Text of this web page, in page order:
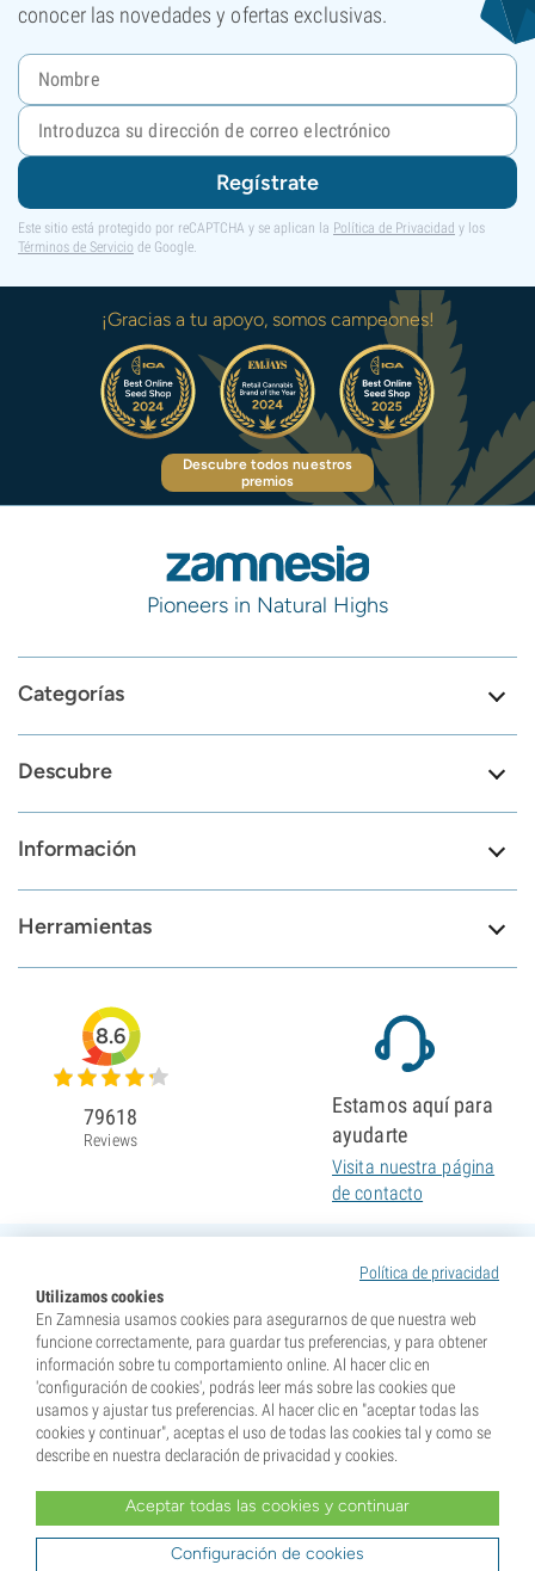
conocer las novedades y ofertas exclusivas.
Regístrate
Este sitio está protegido por reCAPTCHA y se aplican la Política de Privacidad y los
Términos de Servicio de Google.
¡Gracias a tu apoyo, somos campeones!
Descubre todos nuestros
premios
Pioneers in Natural Highs
Categorías
Descubre
Información
Herramientas
Política de privacidad
Utilizamos cookies
En Zamnesia usamos cookies para asegurarnos de que nuestra web
funcione correctamente, para guardar tus preferencias, y para obtener
información sobre tu comportamiento online. Al hacer clic en
'configuración de cookies', podrás leer más sobre las cookies que
usamos y ajustar tus preferencias. Al hacer clic en "aceptar todas las
cookies y continuar", aceptas el uso de todas las cookies tal y como se
describe en nuestra declaración de privacidad y cookies.
Aceptar todas las cookies y continuar
Configuración de cookies
8.6
79618
Reviews
Estamos aquí para
ayudarte
Visita nuestra página
de contacto
* Nuestras semillas se venden como suvenires. La germinación de semillas es ilegal en muchos
tu lugar de residencia y que conoces las normativas locales. También eximes de toda responsabilidad a
Zamnesia si actúas al margen de ellas.